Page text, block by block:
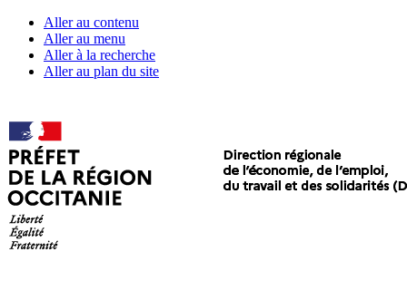
Aller au contenu
Aller au menu
Aller à la recherche
Aller au plan du site